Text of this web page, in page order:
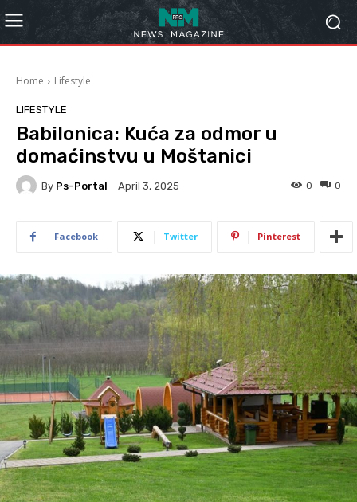
Home Lifestyle
LIFESTYLE
Babilonica: Kuća za odmor u
domaćinstvu u Moštanici
By Ps-Portal April 3, 2025 0
0
Facebook Twitter Pinterest